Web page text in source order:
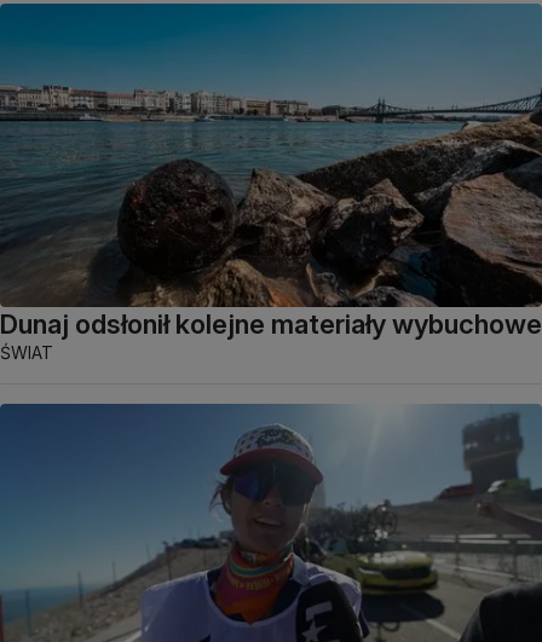
Dunaj odsłonił kolejne materiały wybuchowe
ŚWIAT